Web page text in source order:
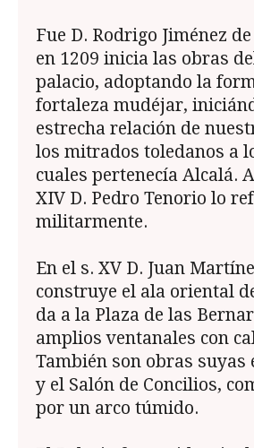
Fue D. Rodrigo Jiménez
en 1209 inicia las obras
palacio, adoptando la
fortaleza mudéjar,
estrecha relación de
los mitrados toledanos a
cuales pertenecía Alcalá.
XIV D. Pedro Tenorio lo
militarmente.
En el s. XV D. Juan
construye el ala oriental
da a la Plaza de las
amplios ventanales con
También son obras suyas
y el Salón de Concilios,
por un arco túmido.